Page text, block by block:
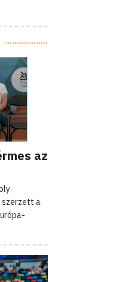
az
szerzett a